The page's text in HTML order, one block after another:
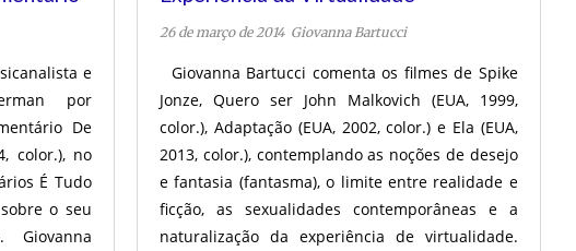
e
por
De
color.), no
É Tudo
o seu
Giovanna
26 de março de 2014 Giovanna Bartucci
Giovanna Bartucci comenta os filmes de Spike
Jonze, Quero ser John Malkovich (EUA, 1999,
color.), Adaptação (EUA, 2002, color.) e Ela (EUA,
2013, color.), contemplando as noções de desejo
e fantasia (fantasma), o limite entre realidade e
ficção, as sexualidades contemporâneas e a
naturalização da experiência de virtualidade.